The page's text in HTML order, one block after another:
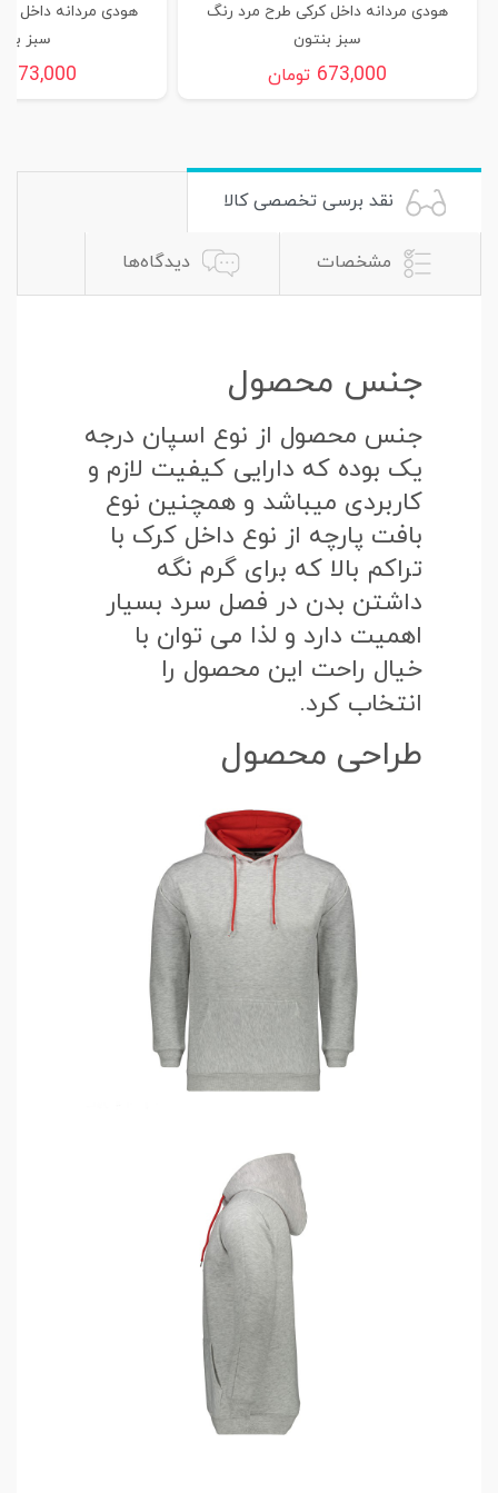
هودی مردانه داخل کرکی طرح مرد رنگ
سبز بنتون
673,000 تومان
هودی مردانه داخل
سبز
673,000
نقد برسی تخصصی کالا
مشخصات دیدگاه‌ها
جنس محصول
جنس محصول از نوع اسپان درجه
یک بوده که دارایی کیفیت لازم و
کاربردی میباشد و همچنین نوع
بافت پارچه از نوع داخل کرک با
تراکم بالا که برای گرم نگه
داشتن بدن در فصل سرد بسیار
اهمیت دارد و لذا می توان با
خیال راحت این محصول را
انتخاب کرد.
طراحی محصول